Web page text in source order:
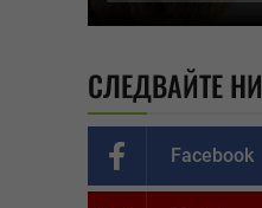
СЛЕДВАЙТЕ НИ
Facebook